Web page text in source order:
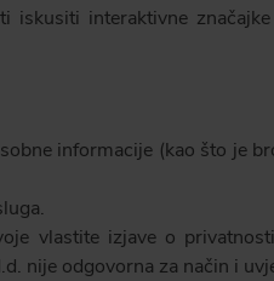
interaktivne
informacije (kao što je
vlastite izjave o
nije odgovorna za način i